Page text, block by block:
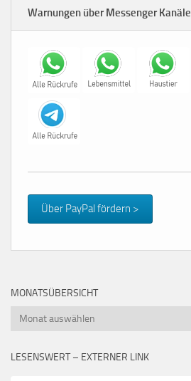
Warnungen über Messenger Kanäle
Über PayPal fördern >
MONATSÜBERSICHT
Monatsübersicht
LESENSWERT – EXTERNER LINK